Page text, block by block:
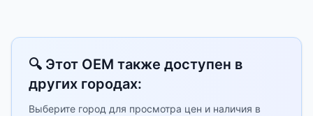
🔍 Этот OEM также доступен в
других городах:
Выберите город для просмотра цен и наличия в